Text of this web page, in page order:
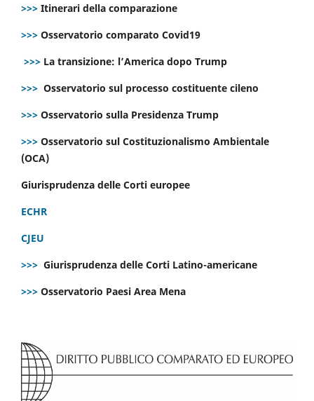
>>> Itinerari della comparazione
>>> Osservatorio comparato Covid19
>>> La transizione: l’America dopo Trump
>>> Osservatorio sul processo costituente cileno
>>> Osservatorio sulla Presidenza Trump
>>> Osservatorio sul Costituzionalismo Ambientale
(OCA)
Giurisprudenza delle Corti europee
ECHR
CJEU
>>> Giurisprudenza delle Corti Latino-americane
>>> Osservatorio Paesi Area Mena